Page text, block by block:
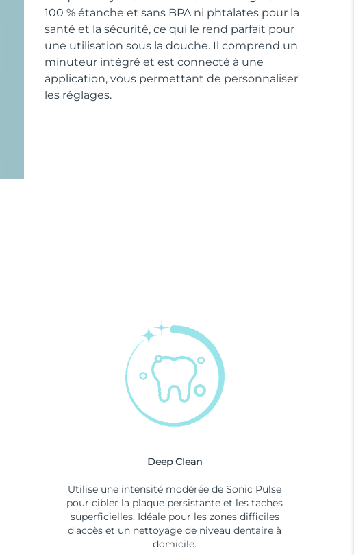
100 % étanche et sans BPA ni phtalates pour la
santé et la sécurité, ce qui le rend parfait pour
une utilisation sous la douche. Il comprend un
minuteur intégré et est connecté à une
application, vous permettant de personnaliser
les réglages.
Deep Clean
Utilise une intensité modérée de Sonic Pulse
pour cibler la plaque persistante et les taches
superficielles. Idéale pour les zones difficiles
d'accès et un nettoyage de niveau dentaire à
domicile.